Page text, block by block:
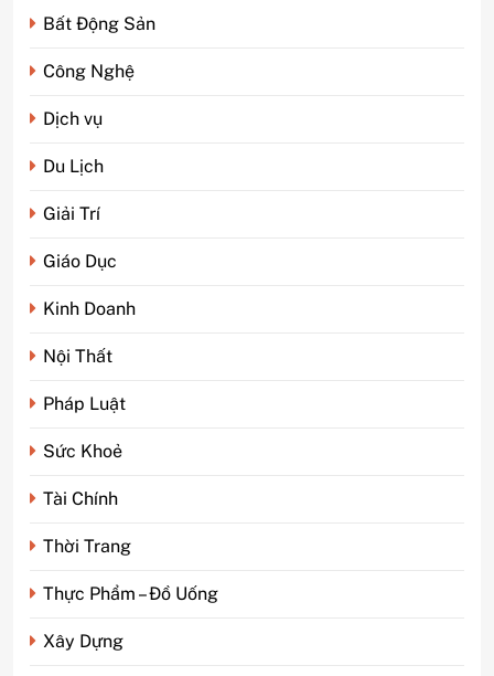
Bất Động Sản
Công Nghệ
Dịch vụ
Du Lịch
Giải Trí
Giáo Dục
Kinh Doanh
Nội Thất
Pháp Luật
Sức Khoẻ
Tài Chính
Thời Trang
Thực Phẩm – Đồ Uống
Xây Dựng
5
GIẢI TRÍ
6